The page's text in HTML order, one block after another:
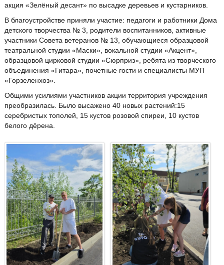
акция «Зелёный десант» по высадке деревьев и кустарников.
В благоустройстве приняли участие: педагоги и работники Дома
детского творчества № 3, родители воспитанников, активные
участники Совета ветеранов № 13, обучающиеся образцовой
театральной студии «Маски», вокальной студии «Акцент»,
образцовой цирковой студии «Сюрприз», ребята из творческого
объединения «Гитара», почетные гости и специалисты МУП
«Горзеленхоз».
Общими усилиями участников акции территория учреждения
преобразилась. Было высажено 40 новых растений:15
серебристых тополей, 15 кустов розовой спиреи, 10 кустов
белого дёрена.